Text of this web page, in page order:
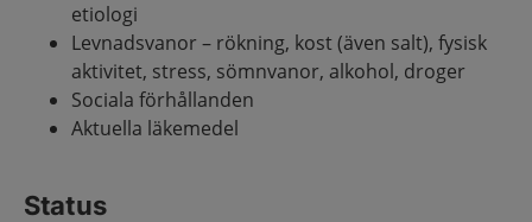
etiologi
Levnadsvanor – rökning, kost (även salt), fysisk
aktivitet, stress, sömnvanor, alkohol, droger
Sociala förhållanden
Aktuella läkemedel
Status